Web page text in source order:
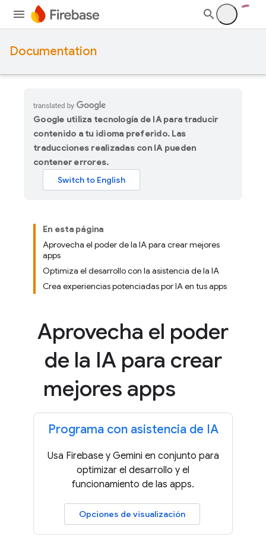
Documentation
Google utiliza tecnología de IA para traducir
contenido a tu idioma preferido. Las
traducciones realizadas con IA pueden
contener errores.
En esta página
Aprovecha el poder de la IA para crear mejores
apps
Optimiza el desarrollo con la asistencia de la IA
Crea experiencias potenciadas por IA en tus apps
Aprovecha el poder
de la IA para crear
mejores apps
Programa con asistencia de IA
Usa Firebase y Gemini en conjunto para
optimizar el desarrollo y el
funcionamiento de las apps.
Opciones de visualización